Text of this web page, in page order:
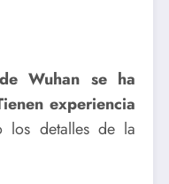
Wuhan se ha
experiencia
los detalles de la